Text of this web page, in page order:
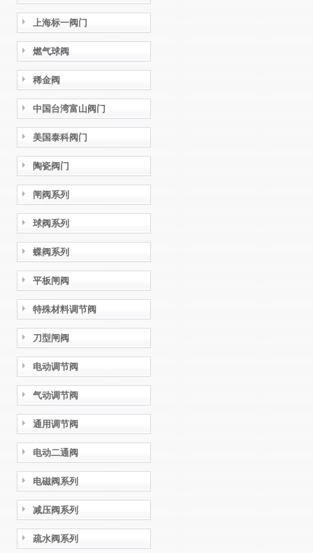
上海标一阀门
燃气球阀
稀金阀
中国台湾富山阀门
美国泰科阀门
陶瓷阀门
闸阀系列
球阀系列
蝶阀系列
平板闸阀
特殊材料调节阀
刀型闸阀
电动调节阀
气动调节阀
通用调节阀
电动二通阀
电磁阀系列
减压阀系列
疏水阀系列